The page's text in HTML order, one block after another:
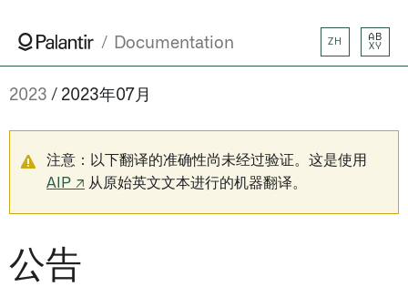
Documentation ZH
AB
XY
2023 2023年07月
注意：以下翻译的准确性尚未经过验证。这是使用
AIP ↗ 从原始英文文本进行的机器翻译。
公告